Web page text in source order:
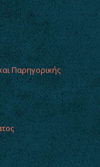
Παρηγορικής